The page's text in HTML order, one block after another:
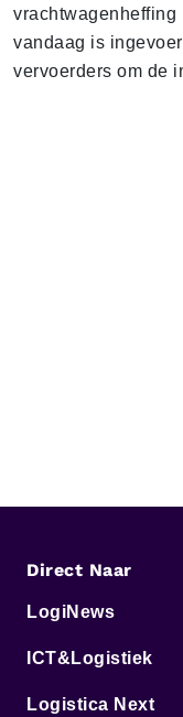
vrachtwagenheffing
vandaag is
vervoerders om de
Direct Naar
LogiNews
ICT&Logistiek
Logistica Next